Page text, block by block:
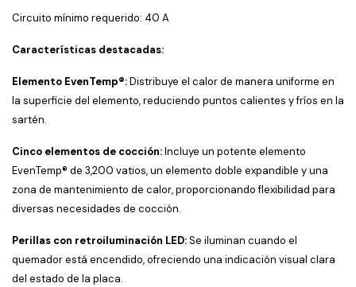
Circuito mínimo requerido: 40 A
Características destacadas:
Elemento EvenTemp®:Distribuye el calor de manera uniforme en
la superficie del elemento, reduciendo puntos calientes y fríos en la
sartén.
Cinco elementos de cocción:Incluye un potente elemento
EvenTemp® de 3,200 vatios, un elemento doble expandible y una
zona de mantenimiento de calor, proporcionando flexibilidad para
diversas necesidades de cocción.
Perillas con retroiluminación LED:Se iluminan cuando el
quemador está encendido, ofreciendo una indicación visual clara
del estado de la placa.